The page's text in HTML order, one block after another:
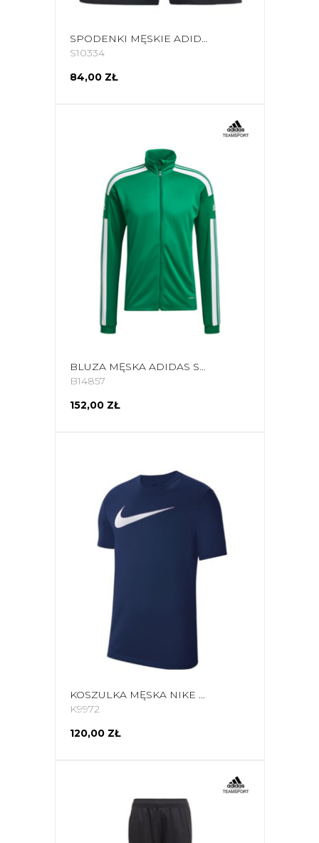
SPODENKI MĘSKIE ADIDAS ENTRADA 22 CZARNE HB0575
S10334
84,00 ZŁ
BLUZA MĘSKA ADIDAS SQUADRA 21 TRAINING ZIELONA GP6462
B14857
152,00 ZŁ
KOSZULKA MĘSKA NIKE DRI-FIT PARK GRANATOWA CW6936 451
K9972
120,00 ZŁ